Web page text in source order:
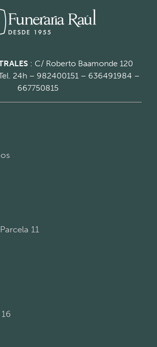
: C/ Roberto Baamonde 120
24h – 982400151 – 636491984 –
667750815
11